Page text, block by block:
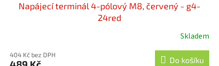
Napájecí terminál 4-pólový M8, červený - g4-
24red
Skladem
404 Kč bez DPH
Do košíku